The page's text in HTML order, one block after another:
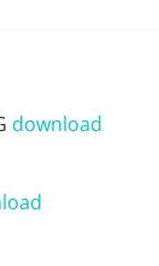
download